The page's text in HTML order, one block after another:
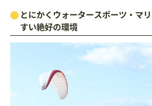
とにかくウォータースポーツ・マ
すい絶好の環境